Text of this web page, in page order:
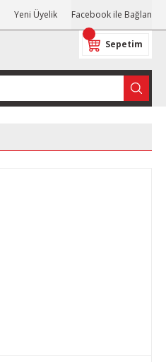
Yeni Üyelik Facebook ile Bağlan
Sepetim